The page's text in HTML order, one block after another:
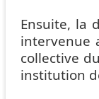
Ensuite, la
intervenue
collective
institution